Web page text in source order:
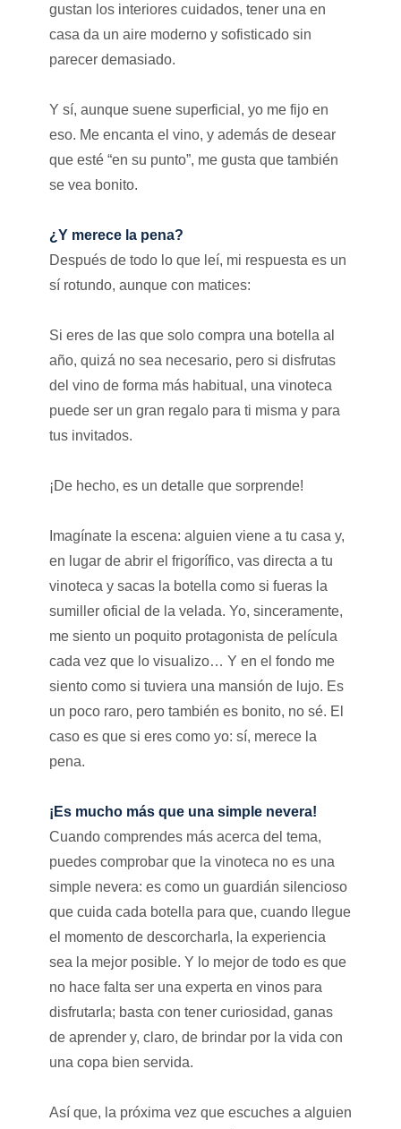
gustan los interiores cuidados, tener una en
casa da un aire moderno y sofisticado sin
parecer demasiado.
Y sí, aunque suene superficial, yo me fijo en
eso. Me encanta el vino, y además de desear
que esté “en su punto”, me gusta que también
se vea bonito.
¿Y merece la pena?
Después de todo lo que leí, mi respuesta es un
sí rotundo, aunque con matices:
Si eres de las que solo compra una botella al
año, quizá no sea necesario, pero si disfrutas
del vino de forma más habitual, una vinoteca
puede ser un gran regalo para ti misma y para
tus invitados.
¡De hecho, es un detalle que sorprende!
Imagínate la escena: alguien viene a tu casa y,
en lugar de abrir el frigorífico, vas directa a tu
vinoteca y sacas la botella como si fueras la
sumiller oficial de la velada. Yo, sinceramente,
me siento un poquito protagonista de película
cada vez que lo visualizo… Y en el fondo me
siento como si tuviera una mansión de lujo. Es
un poco raro, pero también es bonito, no sé. El
caso es que si eres como yo: sí, merece la
pena.
¡Es mucho más que una simple nevera!
Cuando comprendes más acerca del tema,
puedes comprobar que la vinoteca no es una
simple nevera: es como un guardián silencioso
que cuida cada botella para que, cuando llegue
el momento de descorcharla, la experiencia
sea la mejor posible. Y lo mejor de todo es que
no hace falta ser una experta en vinos para
disfrutarla; basta con tener curiosidad, ganas
de aprender y, claro, de brindar por la vida con
una copa bien servida.
Así que, la próxima vez que escuches a alguien